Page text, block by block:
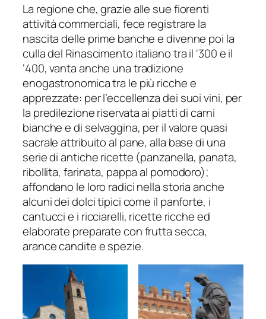
La regione che, grazie alle sue fiorenti
attività commerciali, fece registrare la
nascita delle prime banche e divenne poi la
culla del Rinascimento italiano tra il ‘300 e il
‘400, vanta anche una tradizione
enogastronomica tra le più ricche e
apprezzate: per l’eccellenza dei suoi vini, per
la predilezione riservata ai piatti di carni
bianche e di selvaggina, per il valore quasi
sacrale attribuito al pane, alla base di una
serie di antiche ricette (panzanella, panata,
ribollita, farinata, pappa al pomodoro);
affondano le loro radici nella storia anche
alcuni dei dolci tipici come il panforte, i
cantucci e i ricciarelli, ricette ricche ed
elaborate preparate con frutta secca,
arance candite e spezie.